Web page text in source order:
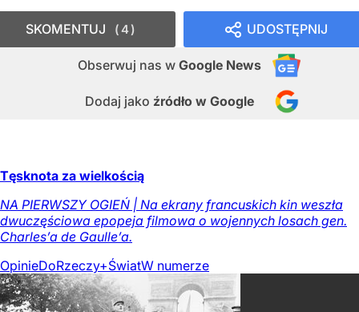
UDOSTĘPNIJ
Obserwuj nas w Google News
Dodaj jako źródło w Google
SKOMENTUJ 4
Tęsknota za wielkością
NA PIERWSZY OGIEŃ | Na ekrany francuskich kin weszła
dwuczęściowa epopeja filmowa o wojennych losach gen.
Charles’a de Gaulle’a.
OpinieDoRzeczy+ŚwiatW numerze